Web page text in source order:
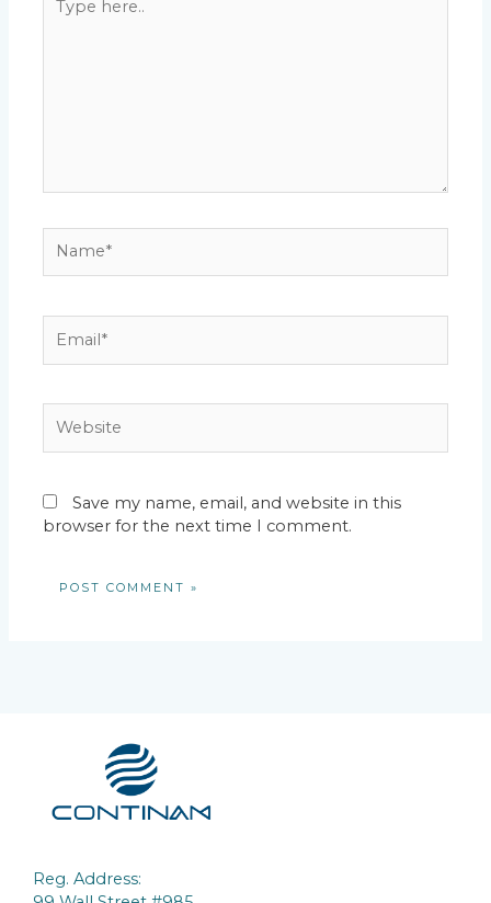
here..
Save my name, email, and website in this
browser for the next time I comment.
Reg. Address: